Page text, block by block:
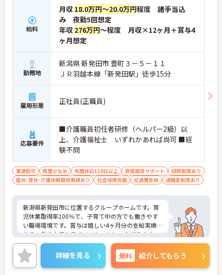
給料
月収 18.0万円～20.0万円程度 諸手当込
み 夜勤5回想定
年収 276万円～程度 月収×12ヶ月＋賞与4
ヶ月想定
勤務地
新潟県 新発田市 豊町３－５－１１
ＪＲ羽越本線「新発田駅」徒歩15分
雇用形態 正社員(正職員)
応募要件
■介護職員初任者研修（ヘルパー2級）以
上、介護福祉士 いずれかあれば尚可 ■経
験不問
車通勤可 残業少なめ 年間休日110日以上 資格取得サポート
研修制度あり
産休･育休･介護休暇取得実績あり
社会保険完備 交通費支給 退職金制度あり
新潟県新発田市に位置するグループホームです。育
児休業取得率100％で、子育て中の方でも働きやす
い職場環境です。賞与は嬉しい4ヶ月分の支給実績が
あり、働く中でのモチベーションにつながります。
年間休日は120日あるので、プライベートも楽しん
で充実させたい方におすすめです。ご興味のある方
には、面接対策ポイントなど、さらに詳細をお話し
いたしますのでお気軽にご相談ください！
詳細を見る 無料 紹介してもらう